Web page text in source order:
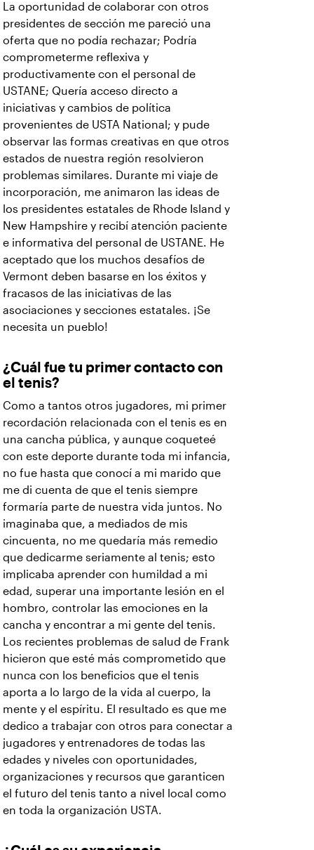
La oportunidad de colaborar con otros
presidentes de sección me pareció una
oferta que no podía rechazar; Podría
comprometerme reflexiva y
productivamente con el personal de
USTANE; Quería acceso directo a
iniciativas y cambios de política
provenientes de USTA National; y pude
observar las formas creativas en que otros
estados de nuestra región resolvieron
problemas similares. Durante mi viaje de
incorporación, me animaron las ideas de
los presidentes estatales de Rhode Island y
New Hampshire y recibí atención paciente
e informativa del personal de USTANE. He
aceptado que los muchos desafíos de
Vermont deben basarse en los éxitos y
fracasos de las iniciativas de las
asociaciones y secciones estatales. ¡Se
necesita un pueblo!
¿Cuál fue tu primer contacto con
el tenis?
Como a tantos otros jugadores, mi primer
recordación relacionada con el tenis es en
una cancha pública, y aunque coqueteé
con este deporte durante toda mi infancia,
no fue hasta que conocí a mi marido que
me di cuenta de que el tenis siempre
formaría parte de nuestra vida juntos. No
imaginaba que, a mediados de mis
cincuenta, no me quedaría más remedio
que dedicarme seriamente al tenis; esto
implicaba aprender con humildad a mi
edad, superar una importante lesión en el
hombro, controlar las emociones en la
cancha y encontrar a mi gente del tenis.
Los recientes problemas de salud de Frank
hicieron que esté más comprometido que
nunca con los beneficios que el tenis
aporta a lo largo de la vida al cuerpo, la
mente y el espíritu. El resultado es que me
dedico a trabajar con otros para conectar a
jugadores y entrenadores de todas las
edades y niveles con oportunidades,
organizaciones y recursos que garanticen
el futuro del tenis tanto a nivel local como
en toda la organización USTA.